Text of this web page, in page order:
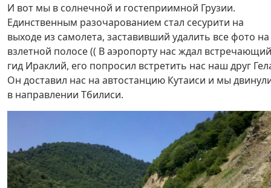
И вот мы в солнечной и гостеприимной Грузии.
Единственным разочарованием стал сесурити на
выходе из самолета, заставивший удалить все фото на
взлетной полосе (( В аэропорту нас ждал встречающий
гид Ираклий, его попросил встретить нас наш друг
Он доставил нас на автостанцию Кутаиси и мы
в направлении Тбилиси.